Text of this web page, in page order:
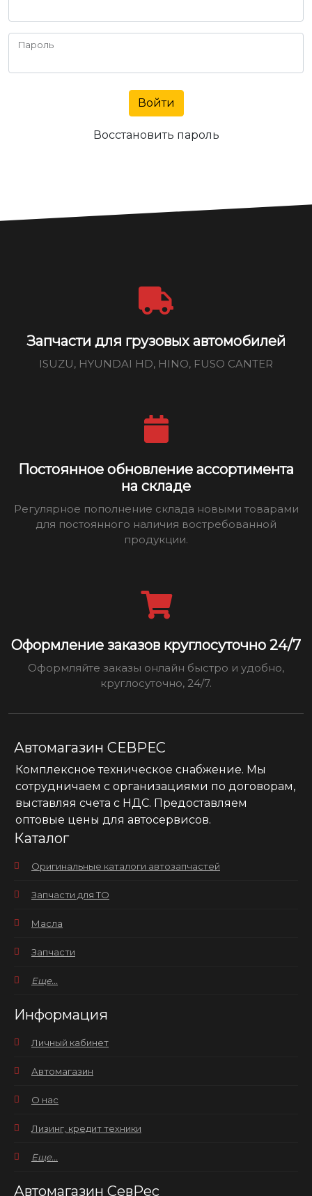
Пароль
Войти
Восстановить пароль
Запчасти для грузовых автомобилей
ISUZU, HYUNDAI HD, HINO, FUSO CANTER
Постоянное обновление ассортимента
на складе
Регулярное пополнение склада новыми товарами
для постоянного наличия востребованной
продукции.
Оформление заказов круглосуточно 24/7
Оформляйте заказы онлайн быстро и удобно,
круглосуточно, 24/7.
Автомагазин СЕВРЕС
Комплексное техническое снабжение. Мы
сотрудничаем с организациями по договорам,
выставляя счета с НДС. Предоставляем
оптовые цены для автосервисов.
Каталог
Оригинальные каталоги автозапчастей
Запчасти для ТО
Масла
Запчасти
Еще...
Информация
Личный кабинет
Автомагазин
О нас
Лизинг, кредит техники
Еще...
Автомагазин СевРес